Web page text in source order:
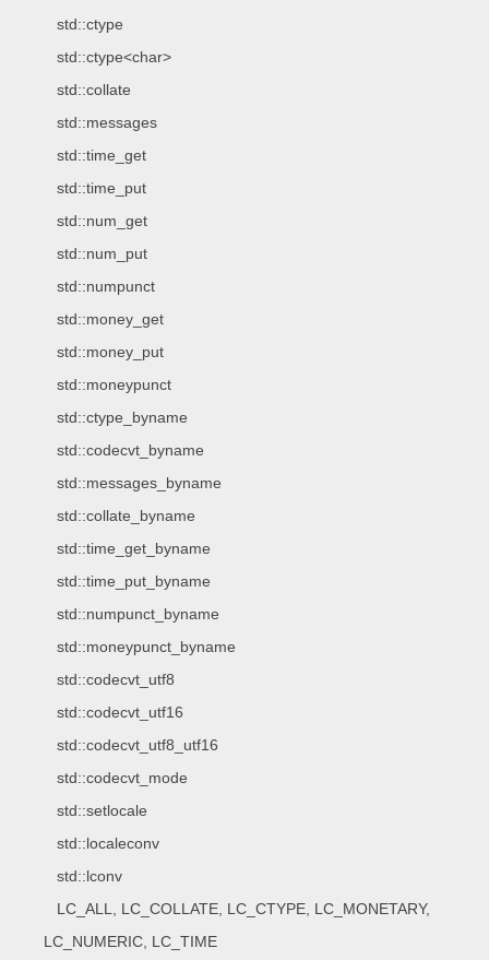
std::ctype
std::ctype<char>
std::collate
std::messages
std::time_get
std::time_put
std::num_get
std::num_put
std::numpunct
std::money_get
std::money_put
std::moneypunct
std::ctype_byname
std::codecvt_byname
std::messages_byname
std::collate_byname
std::time_get_byname
std::time_put_byname
std::numpunct_byname
std::moneypunct_byname
std::codecvt_utf8
std::codecvt_utf16
std::codecvt_utf8_utf16
std::codecvt_mode
std::setlocale
std::localeconv
std::lconv
LC_ALL, LC_COLLATE, LC_CTYPE, LC_MONETARY,
LC_NUMERIC, LC_TIME